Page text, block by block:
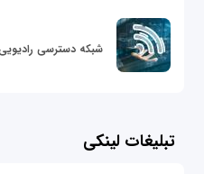
شبکه دسترسی
تبلیغات لینکی